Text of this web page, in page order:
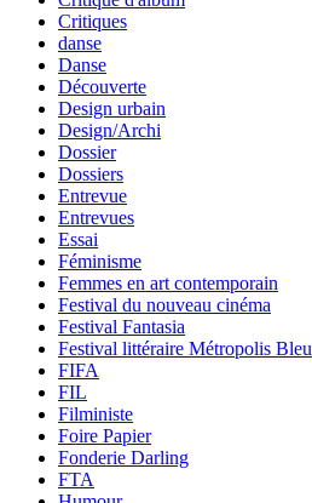
Critiques
danse
Danse
Découverte
Design urbain
Design/Archi
Dossier
Dossiers
Entrevue
Entrevues
Essai
Féminisme
Femmes en art contemporain
Festival du nouveau cinéma
Festival Fantasia
Festival littéraire Métropolis Bleu
FIFA
FIL
Filministe
Foire Papier
Fonderie Darling
FTA